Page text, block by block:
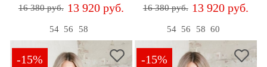
16 380 руб. 13 920 руб.
54 56 58
16 380 руб. 13 920 руб.
54 56 58 60
-15% -15%